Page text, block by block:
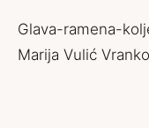
Glava-ramena-
Marija Vulić